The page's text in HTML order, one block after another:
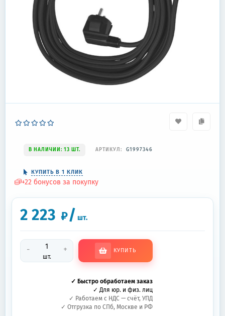
В НАЛИЧИИ: 13 ШТ. АРТИКУЛ: G1997346
КУПИТЬ В 1 КЛИК
+22 бонусов за покупку
2 223 ₽/ шт.
-
шт.
+ КУПИТЬ
✓ Быстро обработаем заказ
✓ Для юр. и физ. лиц
✓ Работаем с НДС — счёт, УПД
✓ Отгрузка по СПб, Москве и РФ